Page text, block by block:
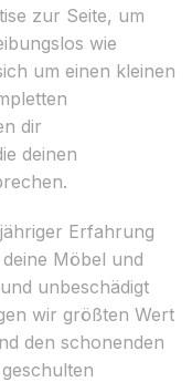
zur Seite, um
wie
um einen kleinen
dir
deinen
Erfahrung
Möbel und
unbeschädigt
wir größten Wert
den schonenden